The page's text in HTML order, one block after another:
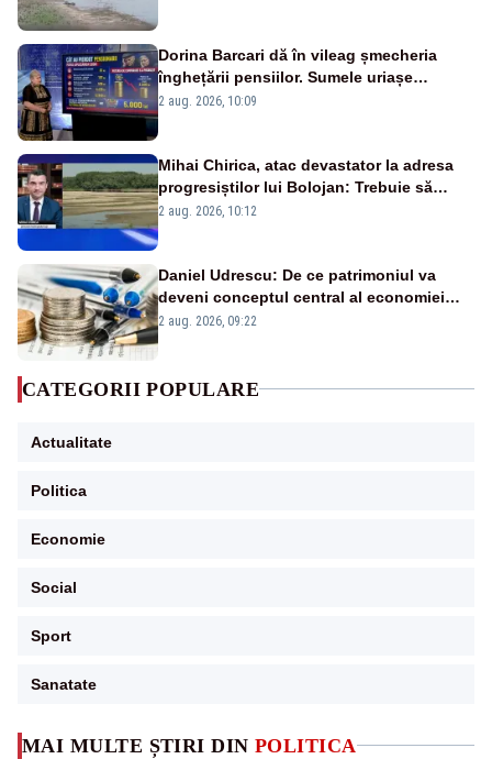
MAI MULTE ȘTIRI DIN POLITICA
Dorina Barcari dă în vileag șmecheria
înghețării pensiilor. Sumele uriașe
pierdute de fiecare român
2 aug. 2026, 10:09
Mihai Chirica, atac devastator la adresa
progresiștilor lui Bolojan: Trebuie să
protejăm și natura, dar nu șținem omaneii
2 aug. 2026, 10:12
Daniel Udrescu: De ce patrimoniul va
deveni conceptul central al economiei
viitoare?
2 aug. 2026, 09:22
CATEGORII POPULARE
Actualitate
Politica
Economie
Social
Sport
Sanatate